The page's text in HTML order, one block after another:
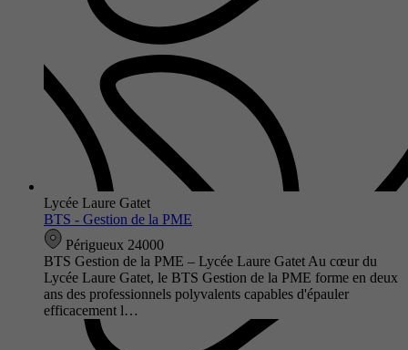
Lycée Laure Gatet
BTS - Gestion de la PME
Périgueux 24000
BTS Gestion de la PME – Lycée Laure Gatet Au cœur du
Lycée Laure Gatet, le BTS Gestion de la PME forme en deux
ans des professionnels polyvalents capables d'épauler
efficacement l…